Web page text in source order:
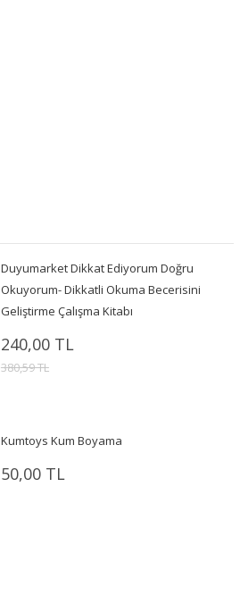
Duyumarket Dikkat Ediyorum Doğru
Okuyorum- Dikkatli Okuma Becerisini
Geliştirme Çalışma Kitabı
240,00 TL
380,59 TL
Kumtoys Kum Boyama
50,00 TL